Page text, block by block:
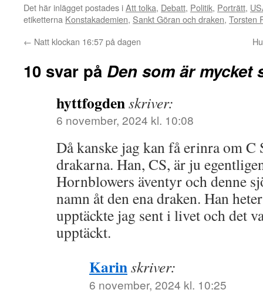
Det här inlägget postades iAtt tolka, Debatt, Politik, Porträtt,
etiketterna Konstakademien, Sankt Göran och draken, Torsten
← Natt klockan 16:57 på dagen
10 svar på Den som är
hyttfogdenskriver:
6 november, 2024 kl. 10:08
Då kanske jag kan få erinra om C
drakarna. Han, CS, är ju
Hornblowers äventyr och denne
namn åt den ena draken. Han
upptäckte jag sent i livet och det
upptäckt.
Karinskriver:
6 november, 2024 kl. 10:25